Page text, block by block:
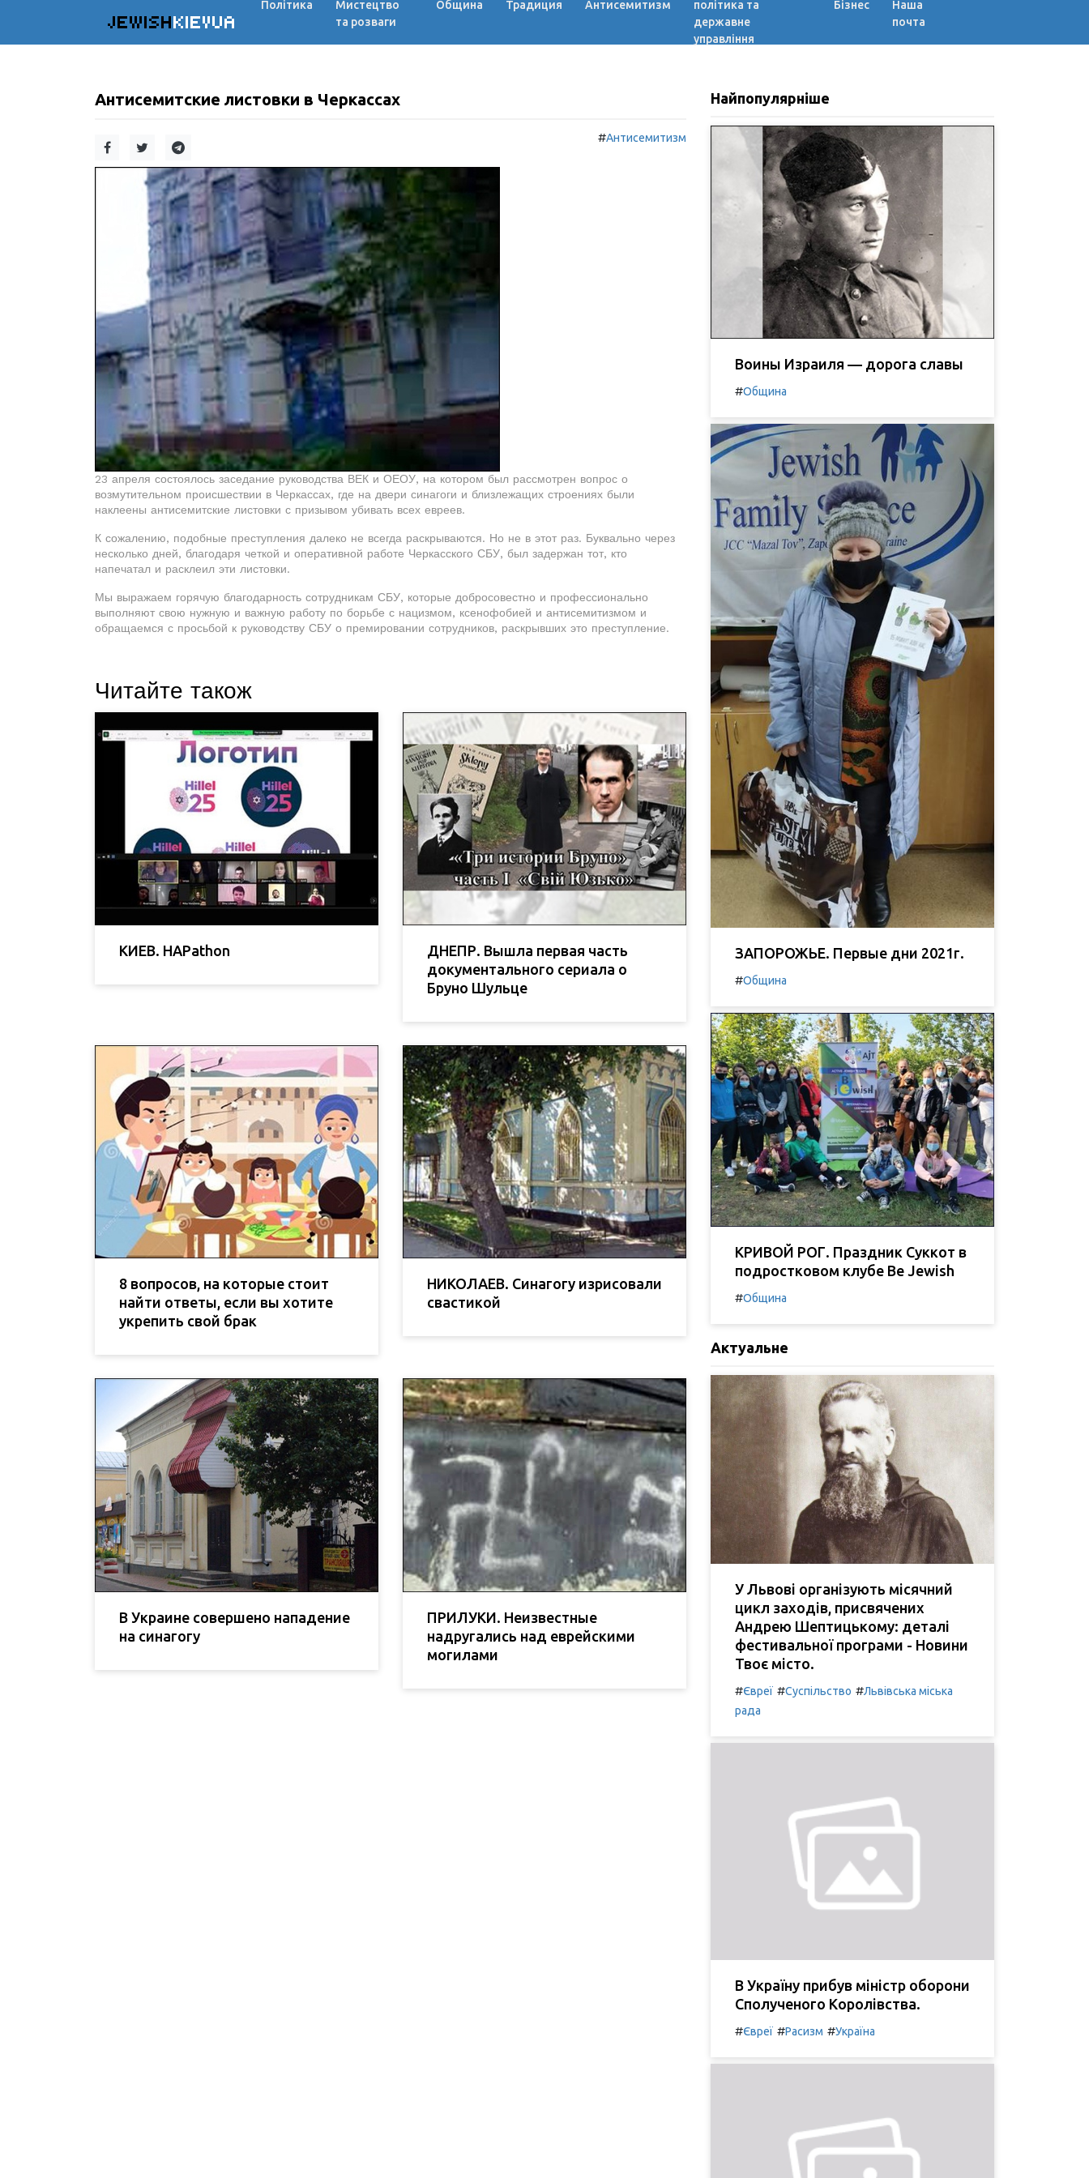
JEWISHKIEVUA
Політика
Мистецтво
та розваги
Община Традиция Антисемитизм
політика та
державне
управління
Бізнес
Наша
почта
Антисемитские листовки в Черкассах
#Антисемитизм
23 апреля состоялось заседание руководства ВЕК и ОЕОУ, на котором был рассмотрен вопрос о
возмутительном происшествии в Черкассах, где на двери синагоги и близлежащих строениях были
наклеены антисемитские листовки с призывом убивать всех евреев.
К сожалению, подобные преступления далеко не всегда раскрываются. Но не в этот раз. Буквально через
несколько дней, благодаря четкой и оперативной работе Черкасского СБУ, был задержан тот, кто
напечатал и расклеил эти листовки.
Мы выражаем горячую благодарность сотрудникам СБУ, которые добросовестно и профессионально
выполняют свою нужную и важную работу по борьбе с нацизмом, ксенофобией и антисемитизмом и
обращаемся с просьбой к руководству СБУ о премировании сотрудников, раскрывших это преступление.
Читайте також
КИЕВ. HAPathon
ДНЕПР. Вышла первая часть
документального сериала о
Бруно Шульце
8 вопросов, на которые стоит
найти ответы, если вы хотите
укрепить свой брак
НИКОЛАЕВ. Синагогу изрисовали
свастикой
В Украине совершено нападение
на синагогу
ПРИЛУКИ. Неизвестные
надругались над еврейскими
могилами
Найпопулярніше
Воины Израиля — дорога славы
#Община
ЗАПОРОЖЬЕ. Первые дни 2021г.
#Община
КРИВОЙ РОГ. Праздник Суккот в
подростковом клубе Be Jewish
#Община
Актуальне
У Львові організують місячний
цикл заходів, присвячених
Андрею Шептицькому: деталі
фестивальної програми - Новини
Твоє місто.
#Євреї #Суспільство #Львівська міська
рада
В Україну прибув міністр оборони
Сполученого Королівства.
#Євреї #Расизм #Україна